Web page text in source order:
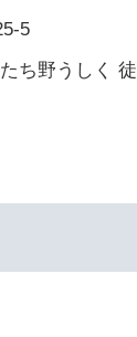
5
ち野うしく 徒